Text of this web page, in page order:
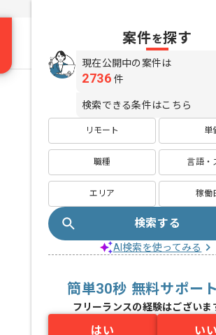
案件を探す
現在公開中の案件は
2736 件
検索できる条件はこちら
リモート 単
職種 言語・
エリア 稼働
検索する
AI検索を使ってみる
簡単30秒 無料サポー
フリーランスの経験はございま
はい い